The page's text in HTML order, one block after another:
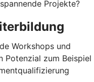
Projekte?
Workshops und
Potenzial zum Beispiel